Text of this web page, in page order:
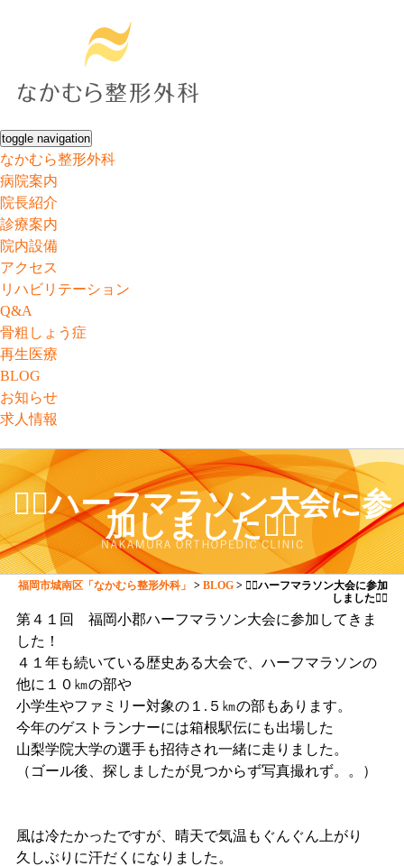
toggle navigation
なかむら整形外科
病院案内
院長紹介
診療案内
院内設備
アクセス
リハビリテーション
Q&A
骨粗しょう症
再生医療
BLOG
お知らせ
求人情報
🏃‍♂️ハーフマラソン大会に参
加しました🏃‍♂️
福岡市城南区「なかむら整形外科」 >BLOG > 🏃‍♂️ハーフマラソン大会に参加
しました🏃‍♂️
第４１回 福岡小郡ハーフマラソン大会に参加してきま
した！
４１年も続いている歴史ある大会で、ハーフマラソンの
他に１０㎞の部や
小学生やファミリー対象の１.５㎞の部もあります。
今年のゲストランナーには箱根駅伝にも出場した
山梨学院大学の選手も招待され一緒に走りました。
（ゴール後、探しましたが見つからず写真撮れず。。）
風は冷たかったですが、晴天で気温もぐんぐん上がり
久しぶりに汗だくになりました。